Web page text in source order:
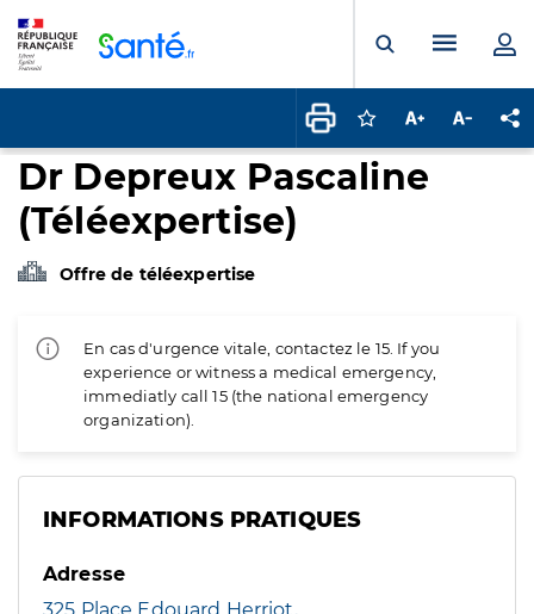
Ouvrir laMenu
Connectez-vous
Augmenter la
Dr Depreux Pascaline
(Téléexpertise)
Offre de téléexpertise
En cas d'urgence vitale, contactez le 15. If you
experience or witness a medical emergency,
immediatly call 15 (the national emergency
organization).
INFORMATIONS PRATIQUES
Adresse